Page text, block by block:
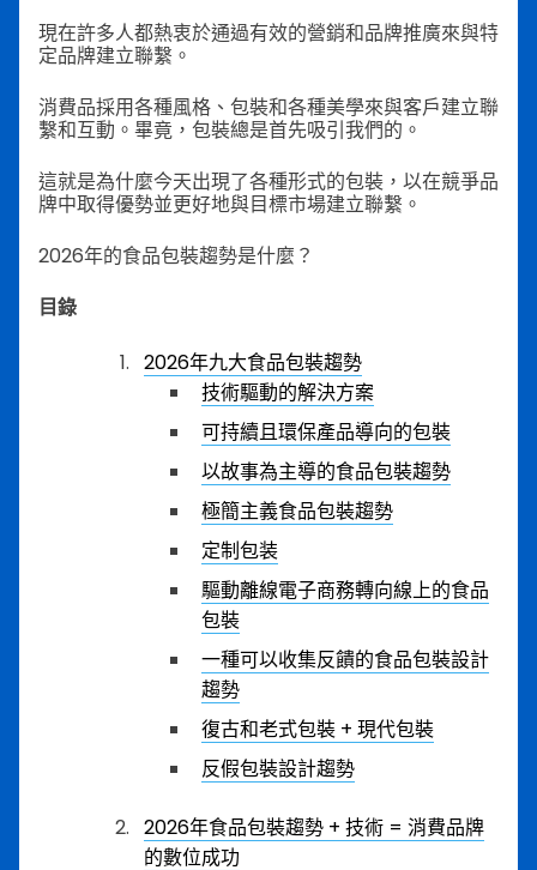
現在許多人都熱衷於通過有效的營銷和品牌推廣來與特
定品牌建立聯繫。
消費品採用各種風格、包裝和各種美學來與客戶建立聯
繫和互動。畢竟，包裝總是首先吸引我們的。
這就是為什麼今天出現了各種形式的包裝，以在競爭品
牌中取得優勢並更好地與目標市場建立聯繫。
2026年的食品包裝趨勢是什麼？
目錄
2026年九大食品包裝趨勢
技術驅動的解決方案
可持續且環保產品導向的包裝
以故事為主導的食品包裝趨勢
極簡主義食品包裝趨勢
定制包装
驅動離線電子商務轉向線上的食品
包裝
一種可以收集反饋的食品包裝設計
趨勢
復古和老式包裝 + 現代包裝
反假包裝設計趨勢
2026年食品包裝趨勢 + 技術 = 消費品牌
的數位成功